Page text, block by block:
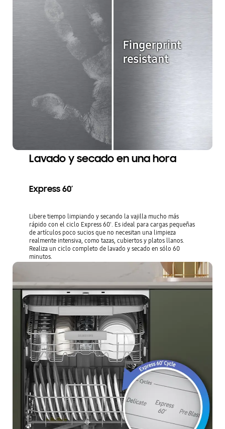
Lavado y secado en una hora
Express 60’
Libere tiempo limpiando y secando la vajilla mucho más
rápido con el ciclo Express 60'. Es ideal para cargas pequeñas
de artículos poco sucios que no necesitan una limpieza
realmente intensiva, como tazas, cubiertos y platos llanos.
Realiza un ciclo completo de lavado y secado en sólo 60
minutos.